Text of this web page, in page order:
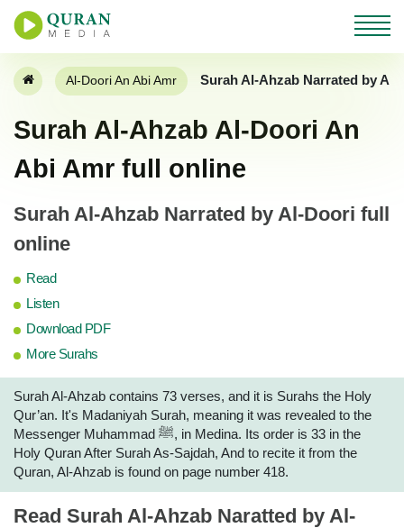
Al-Doori An Abi Amr Surah Al-Ahzab Narrated by Al-
Surah Al-Ahzab Al-Doori An
Abi Amr full online
Surah Al-Ahzab Narrated by Al-Doori full
online
Read
Listen
Download PDF
More Surahs
Surah Al-Ahzab contains 73 verses, and it is Surahs the Holy
Qur’an. It's Madaniyah Surah, meaning it was revealed to the
Messenger Muhammad ﷺ, in Medina. Its order is 33 in the
Holy Quran After Surah As-Sajdah, And to recite it from the
Quran, Al-Ahzab is found on page number 418.
Read Surah Al-Ahzab Naratted by Al-